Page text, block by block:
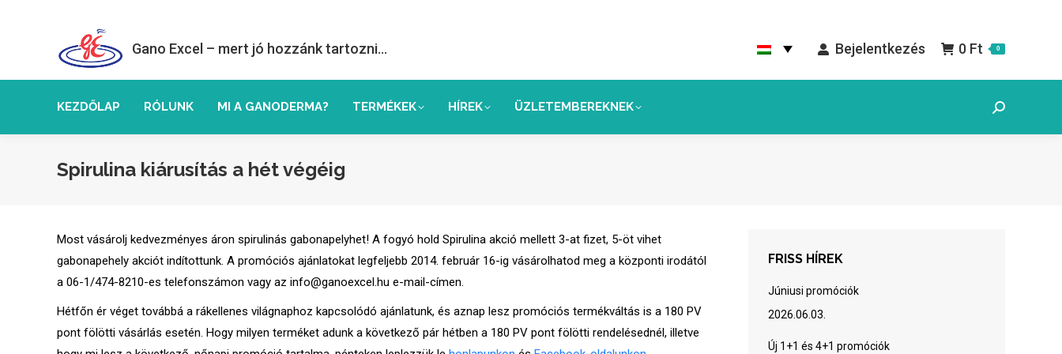
Gano Excel – mert jó hozzánk tartozni… Bejelentkezés 0 Ft 0
KEZDŐLAP RÓLUNK MI A GANODERMA? TERMÉKEK HÍREK ÜZLETEMBEREKNEK Search:
Spirulina kiárusítás a hét végéig
Most vásárolj kedvezményes áron spirulinás gabonapelyhet! A fogyó hold Spirulina akció mellett 3-at fizet, 5-öt vihet
gabonapehely akciót indítottunk. A promóciós ajánlatokat legfeljebb 2014. február 16-ig vásárolhatod meg a központi irodától
a 06-1/474-8210-es telefonszámon vagy az info@ganoexcel.hu e-mail-címen.
Hétfőn ér véget továbbá a rákellenes világnaphoz kapcsolódó ajánlatunk, és aznap lesz promóciós termékváltás is a 180 PV
pont fölötti vásárlás esetén. Hogy milyen terméket adunk a következő pár hétben a 180 PV pont fölötti rendelésednél, illetve
FRISS HÍREK
Júniusi promóciók
2026.06.03.
Új 1+1 és 4+1 promóciók